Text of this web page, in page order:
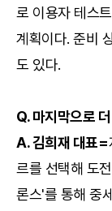
로 이용자 테스
계획이다. 준비
도 있다.
Q. 마지막으로
A. 김희재 대표=
르를 선택해 도
론스'를 통해 중